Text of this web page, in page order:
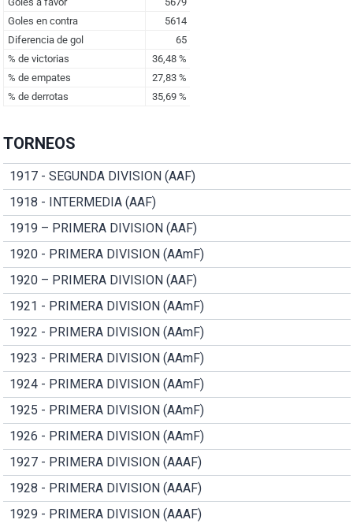
TORNEOS
1917 - SEGUNDA DIVISION (AAF)
1918 - INTERMEDIA (AAF)
1919 – PRIMERA DIVISION (AAF)
1920 - PRIMERA DIVISION (AAmF)
1920 – PRIMERA DIVISION (AAF)
1921 - PRIMERA DIVISION (AAmF)
1922 - PRIMERA DIVISION (AAmF)
1923 - PRIMERA DIVISION (AAmF)
1924 - PRIMERA DIVISION (AAmF)
1925 - PRIMERA DIVISION (AAmF)
1926 - PRIMERA DIVISION (AAmF)
1927 - PRIMERA DIVISION (AAAF)
1928 - PRIMERA DIVISION (AAAF)
1929 - PRIMERA DIVISION (AAAF)